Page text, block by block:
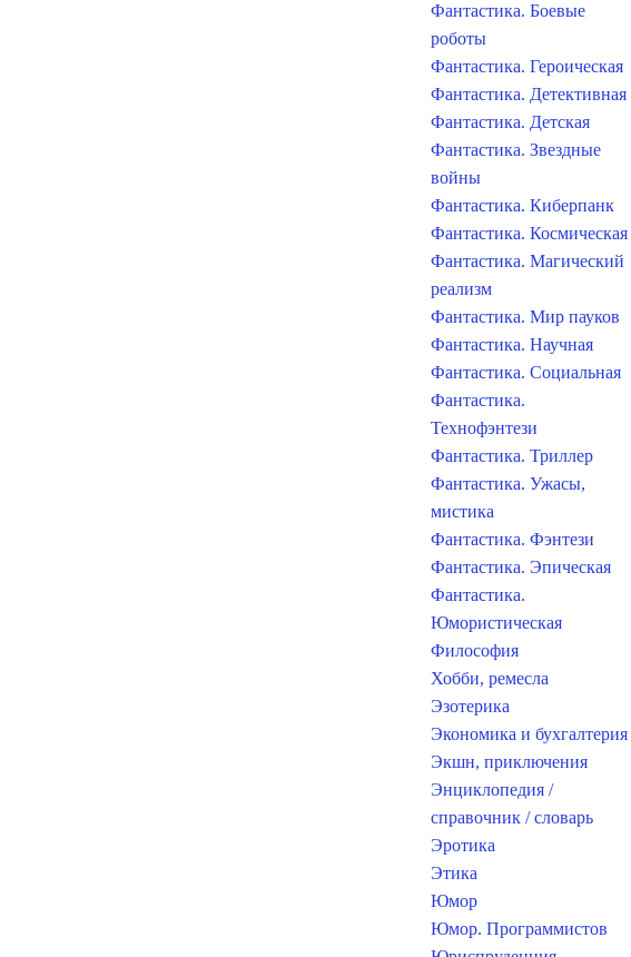
Фантастика. Боевые
роботы
Фантастика. Героическая
Фантастика. Детективная
Фантастика. Детская
Фантастика. Звездные
войны
Фантастика. Киберпанк
Фантастика. Космическая
Фантастика. Магический
реализм
Фантастика. Мир пауков
Фантастика. Научная
Фантастика. Социальная
Фантастика.
Технофэнтези
Фантастика. Триллер
Фантастика. Ужасы,
мистика
Фантастика. Фэнтези
Фантастика. Эпическая
Фантастика.
Юмористическая
Философия
Хобби, ремесла
Эзотерика
Экономика и бухгалтерия
Экшн, приключения
Энциклопедия /
справочник / словарь
Эротика
Этика
Юмор
Юмор. Программистов